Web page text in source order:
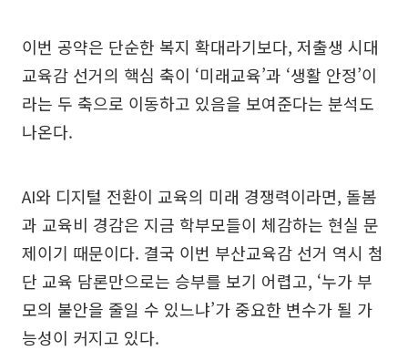
이번 공약은 단순한 복지 확대라기보다, 저출생 시대
교육감 선거의 핵심 축이 ‘미래교육’과 ‘생활 안정’이
라는 두 축으로 이동하고 있음을 보여준다는 분석도
나온다.
AI와 디지털 전환이 교육의 미래 경쟁력이라면, 돌봄
과 교육비 경감은 지금 학부모들이 체감하는 현실 문
제이기 때문이다. 결국 이번 부산교육감 선거 역시 첨
단 교육 담론만으로는 승부를 보기 어렵고, ‘누가 부
모의 불안을 줄일 수 있느냐’가 중요한 변수가 될 가
능성이 커지고 있다.